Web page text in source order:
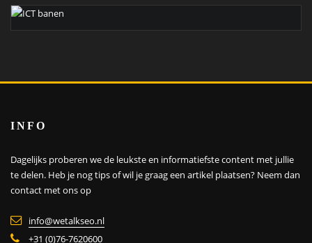
INFO
Dagelijks proberen we de leukste en informatiefste content met jullie
te delen. Heb je nog tips of wil je graag een artikel plaatsen? Neem dan
contact met ons op
info@wetalkseo.nl
+31 (0)76-7620600